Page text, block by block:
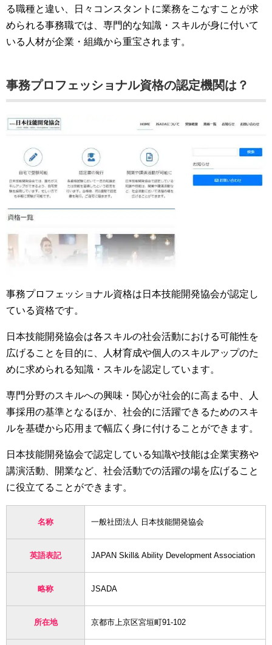
る職種と違い、日々コンスタントに業務をこなすことが求
められる事務職では、専門的な知識・スキルが身に付いて
いる人材が企業・組織から重宝されます。
事務プロフェッショナル資格の認定機関は？
事務プロフェッショナル資格は日本技能開発協会が認定し
ている資格です。
日本技能開発協会は各スキルの社会活動における可能性を
広げることを目的に、人材育成や個人のスキルアップのた
めに求められる知識・スキルを認定しています。
専門分野のスキルへの興味・関心が社会的に高まる中、人
事採用の基準となるほか、社会的に活躍できるためのスキ
ルを基礎から応用まで幅広く身に付けることができます。
日本技能開発協会で認定している知識や技能は企業実務や
講演活動、開業など、社会活動での活躍の場を広げること
に役立てることができます。
名称 一般社団法人 日本技能開発協会
英語表記 JAPAN Skill& Ability Development Association
略称 JSADA
所在地 京都市上京区宮垣町91-102